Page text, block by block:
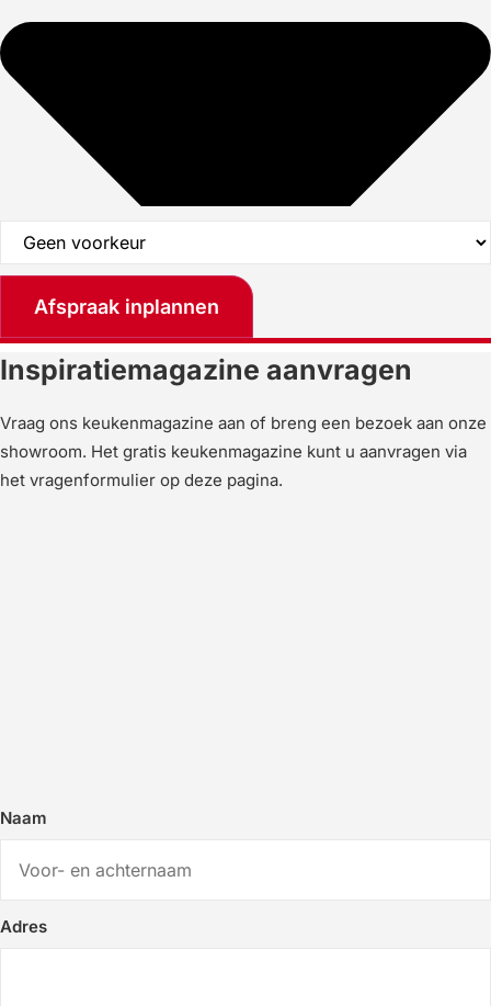
Afspraak inplannen
Inspiratiemagazine aanvragen
Vraag ons keukenmagazine aan of breng een bezoek aan onze
showroom. Het gratis keukenmagazine kunt u aanvragen via
het vragenformulier op deze pagina.
Naam
Adres